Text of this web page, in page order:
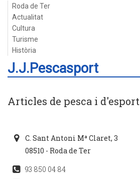
Roda de Ter
Actualitat
Cultura
Turisme
Història
J.J.Pescasport
Articles de pesca i d'esport
C. Sant Antoni Mª Claret, 3
08510 - Roda de Ter
93 850 04 84